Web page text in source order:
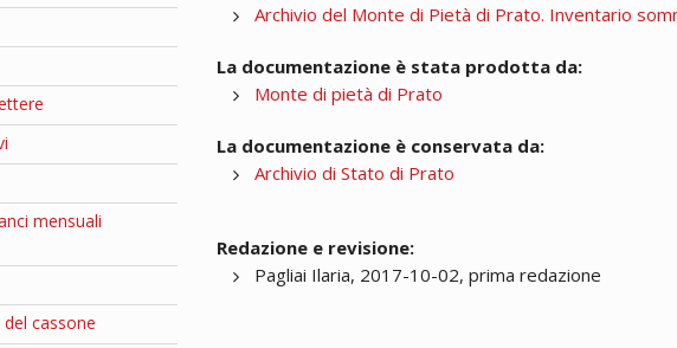
mensuali
cassone
Archivio del Monte di Pietà di Prato. Inventario
La documentazione è stata prodotta da:
Monte di pietà di Prato
La documentazione è conservata da:
Archivio di Stato di Prato
Redazione e revisione:
Pagliai Ilaria, 2017-10-02, prima redazione